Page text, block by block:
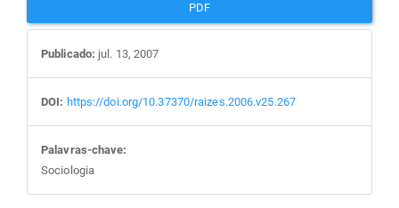
PDF
Publicado: jul. 13, 2007
DOI: https://doi.org/10.37370/raizes.2006.v25.267
Palavras-chave:
Sociologia